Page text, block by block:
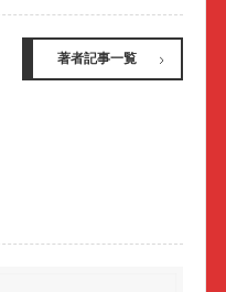
著者記事一覧